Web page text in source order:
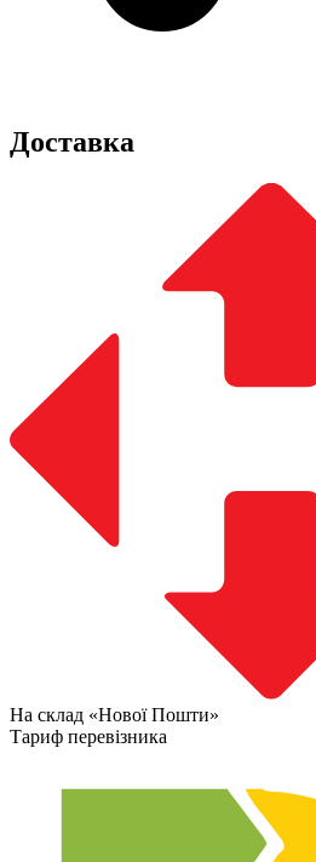
Доставка
На склад «Нової Пошти»
Тариф перевізника